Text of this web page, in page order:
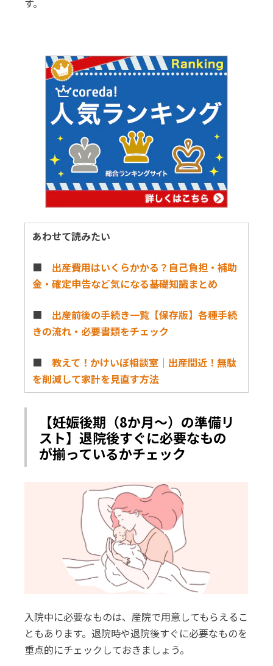
す。
あわせて読みたい
■ 出産費用はいくらかかる？自己負担・補助
金・確定申告など気になる基礎知識まとめ
■ 出産前後の手続き一覧【保存版】各種手続
きの流れ・必要書類をチェック
■教えて！かけいぼ相談室｜出産間近！無駄
を削減して家計を見直す方法
【妊娠後期（8か月～）の準備リ
スト】退院後すぐに必要なもの
が揃っているかチェック
入院中に必要なものは、産院で用意してもらえるこ
ともあります。退院時や退院後すぐに必要なものを
重点的にチェックしておきましょう。